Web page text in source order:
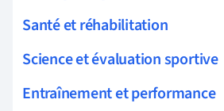
Santé et réhabilitation
Science et évaluation sportive
Entraînement et performance